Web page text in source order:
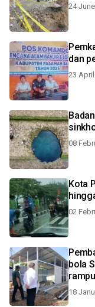
24
dan
23 April
08
Kota
02
bola
18